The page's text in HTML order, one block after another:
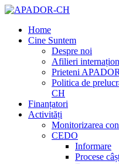
Home
Cine Suntem
Despre noi
Afilieri
Prieteni
Politica de
CH
Finanțatori
Activități
Monitorizarea
CEDO
Informare
Procese